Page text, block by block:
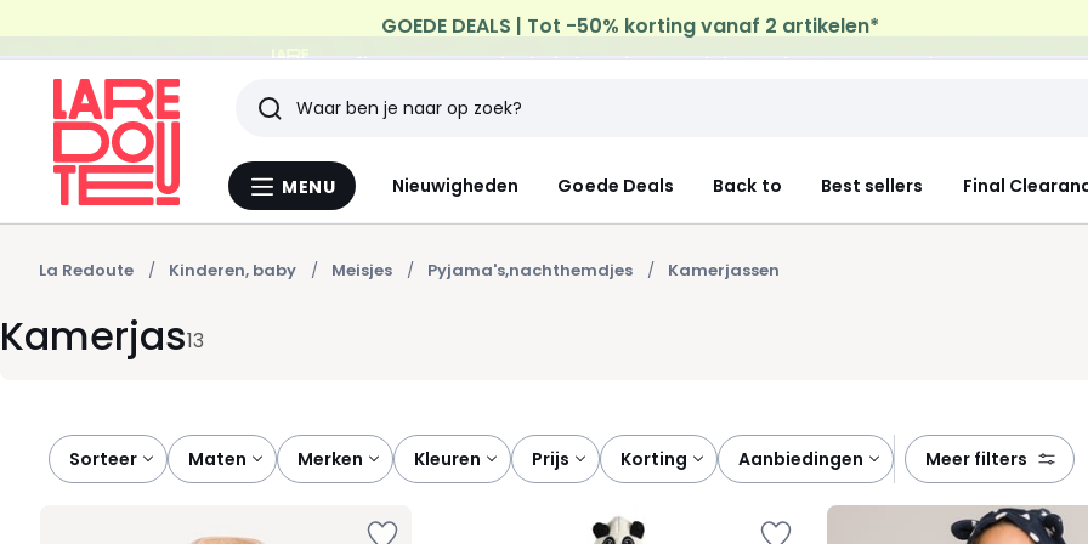
Profiteer van gratis thuis leveringop al de Mode & Home aankopen
Menu
MENU Nieuwigheden Goede Deals Back to Best sellers Final
Zoeken
Laatst
bekeken
artikelen
La Redoute Kinderen, baby Meisjes Pyjama's,nachthemdjes Kamerjassen
Kamerjas13
Sorteer maten merken kleuren prijs korting aanbiedingen meer filters